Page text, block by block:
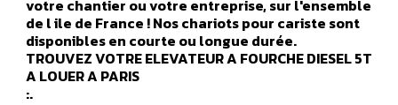
votre chantier ou votre entreprise, sur l'ensemble
de l ile de France ! Nos chariots pour cariste sont
disponibles en courte ou longue durée.
TROUVEZ VOTRE ELEVATEUR A FOURCHE DIESEL 5T
A LOUER A PARIS
:.